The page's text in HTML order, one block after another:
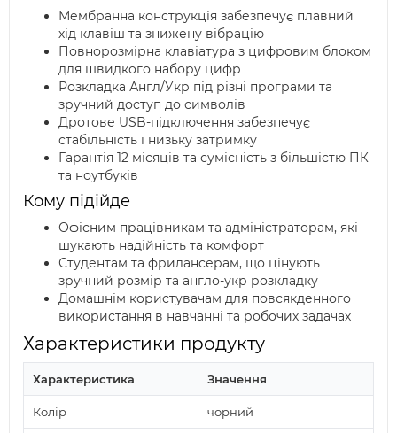
Мембранна конструкція забезпечує плавний
хід клавіш та знижену вібрацію
Повнорозмірна клавіатура з цифровим блоком
для швидкого набору цифр
Розкладка Англ/Укр під різні програми та
зручний доступ до символів
Дротове USB-підключення забезпечує
стабільність і низьку затримку
Гарантія 12 місяців та сумісність з більшістю ПК
та ноутбуків
Кому підійде
Офісним працівникам та адміністраторам, які
шукають надійність та комфорт
Студентам та фрилансерам, що цінують
зручний розмір та англо-укр розкладку
Домашнім користувачам для повсякденного
використання в навчанні та робочих задачах
Характеристики продукту
Характеристика Значення
Колір чорний